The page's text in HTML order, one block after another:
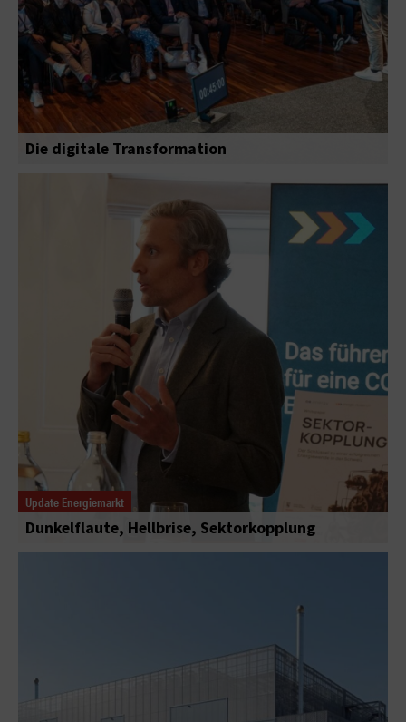
Die digitale Transformation
Update Energiemarkt
Dunkelflaute, Hellbrise, Sektorkopplung